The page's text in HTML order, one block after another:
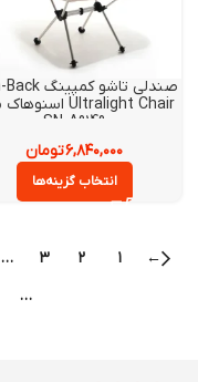
صندلی تاشو کمپینگ High-Back
Ultralight Chair اسنوهاک مدل
SN-A9149
۶,۸۴۰,۰۰۰تومان
انتخاب گزینه‌ها
۱ ۳ … ۶
۲۱